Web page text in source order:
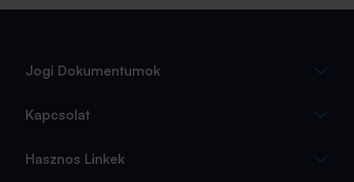
Jogi Dokumentumok
Kapcsolat
Hasznos Linkek